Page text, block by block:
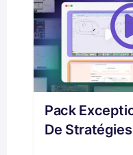
Pack
De